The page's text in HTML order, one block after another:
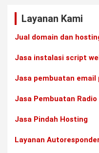
Layanan Kami
Jual domain dan
Jasa instalasi script
Jasa pembuatan email
Jasa Pembuatan
Jasa Pindah Hosting
Layanan